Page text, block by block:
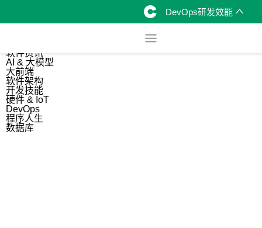
DevOps研发效能
软件资讯
AI & 大模型
大前端
软件架构
开发技能
硬件 & IoT
DevOps
程序人生
数据库